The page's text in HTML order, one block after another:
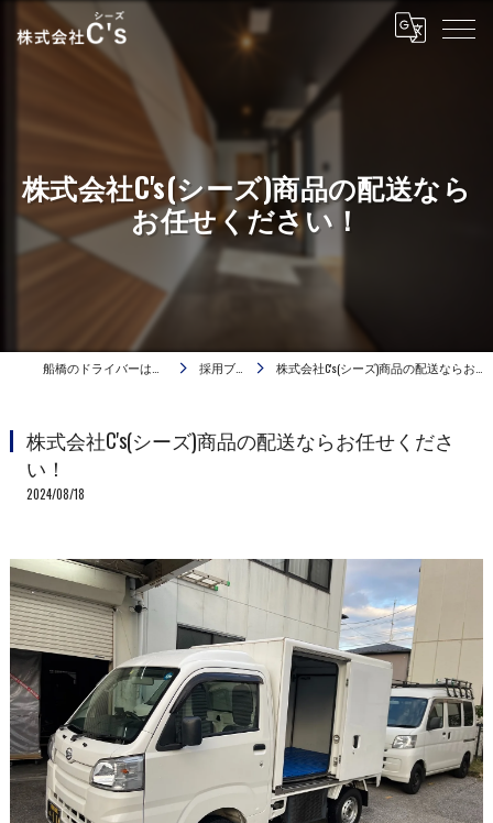
株式会社C's(シーズ)商品の配送なら
お任せください！
採用ブログ 株式会社C's(シーズ)商品の配送ならお任せください！
株式会社C's(シーズ)商品の配送ならお任せくださ
い！
2024/08/18